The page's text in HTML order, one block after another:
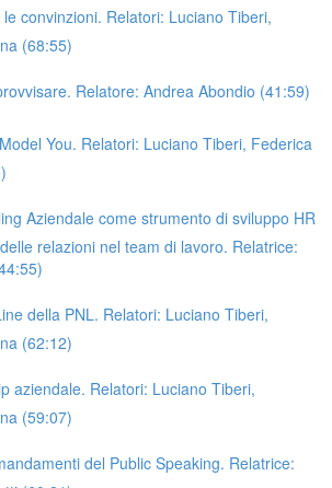
convinzioni. Relatori: Luciano Tiberi,
(68:55)
Relatore: Andrea Abondio (41:59)
You. Relatori: Luciano Tiberi, Federica
Aziendale come strumento di sviluppo HR
relazioni nel team di lavoro. Relatrice:
della PNL. Relatori: Luciano Tiberi,
(62:12)
aziendale. Relatori: Luciano Tiberi,
(59:07)
del Public Speaking. Relatrice: